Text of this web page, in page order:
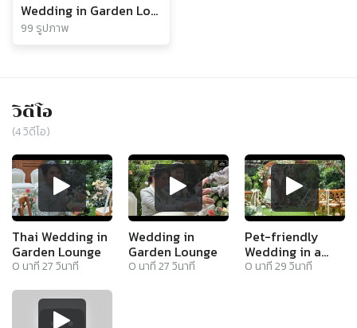
Wedding in Garden Lounge
99 รูปภาพ
วิดีโอ
(4วิดีโอ)
Thai Wedding in
Garden Lounge
0 นาที27วินาที
Wedding in
Garden Lounge
0 นาที27วินาที
Pet-friendly
Wedding in a
Garden
0 นาที29วินาที